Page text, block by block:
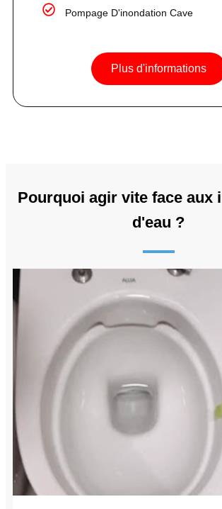
Pompage D'inondation Cave
Plus d'informations
Pourquoi agir vite face aux
d'eau ?